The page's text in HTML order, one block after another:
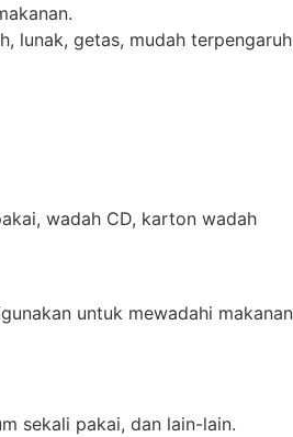
lunak, getas, mudah
wadah CD, karton wadah
untuk mewadahi makanan
sekali pakai, dan lain-lain.